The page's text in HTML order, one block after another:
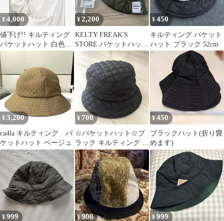
¥4,000
値下げ!! キルティング
バケットハット 白色と
黒色の2色セット
¥2,200
KELTY FREAK'S
STORE バケットハット
¥450
キルティング バケット
ハット ブラック 52cm
¥ 3,200
ca4la キルティング バ
ケットハット ベージュ
¥ 700
☆バケットハット☆ブ
ラック キルティング 調
整可能 トレンド
¥450
ブラックハット(折り畳
めます)
¥999 ¥900 ¥999